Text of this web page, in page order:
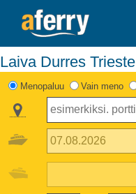
Laiva Durres Trieste
Menopaluu Vain meno